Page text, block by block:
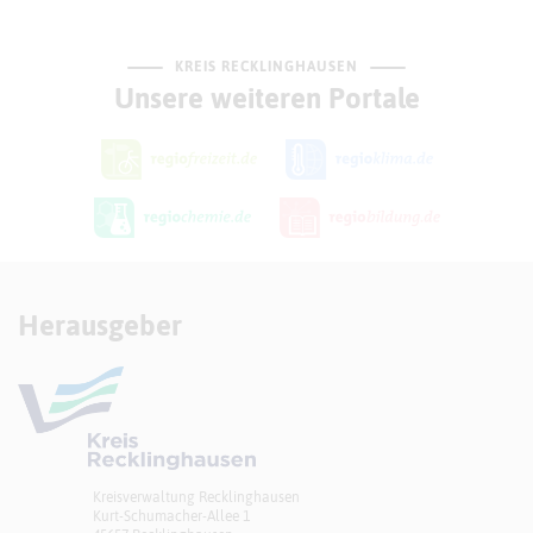
KREIS RECKLINGHAUSEN
Unsere weiteren Portale
Herausgeber
Kreisverwaltung Recklinghausen
Kurt-Schumacher-Allee 1